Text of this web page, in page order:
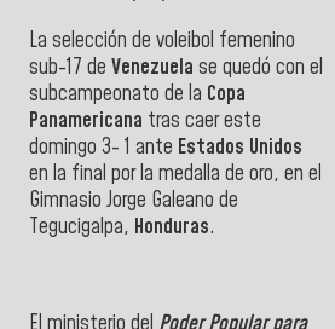
La selección de voleibol femenino
sub-17 de Venezuela se quedó con el
subcampeonato de la Copa
Panamericana tras caer este
domingo 3- 1 ante Estados Unidos
en la final por la medalla de oro, en el
Gimnasio Jorge Galeano de
Tegucigalpa, Honduras.